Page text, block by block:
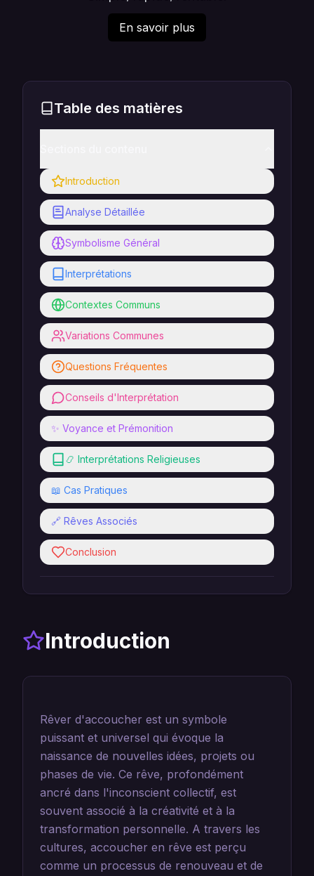
En savoir plus
Table des matières
Introduction
Analyse Détaillée
Symbolisme Général
Interprétations
Contextes Communs
Variations Communes
Questions Fréquentes
Conseils d'Interprétation
✨ Voyance et Prémonition
📿 Interprétations Religieuses
📖 Cas Pratiques
🔗 Rêves Associés
Conclusion
Introduction
Rêver d'accoucher est un symbole
puissant et universel qui évoque la
naissance de nouvelles idées, projets ou
phases de vie. Ce rêve, profondément
ancré dans l'inconscient collectif, est
souvent associé à la créativité et à la
transformation personnelle. A travers les
cultures, accoucher en rêve est perçu
comme un processus de renouveau et de